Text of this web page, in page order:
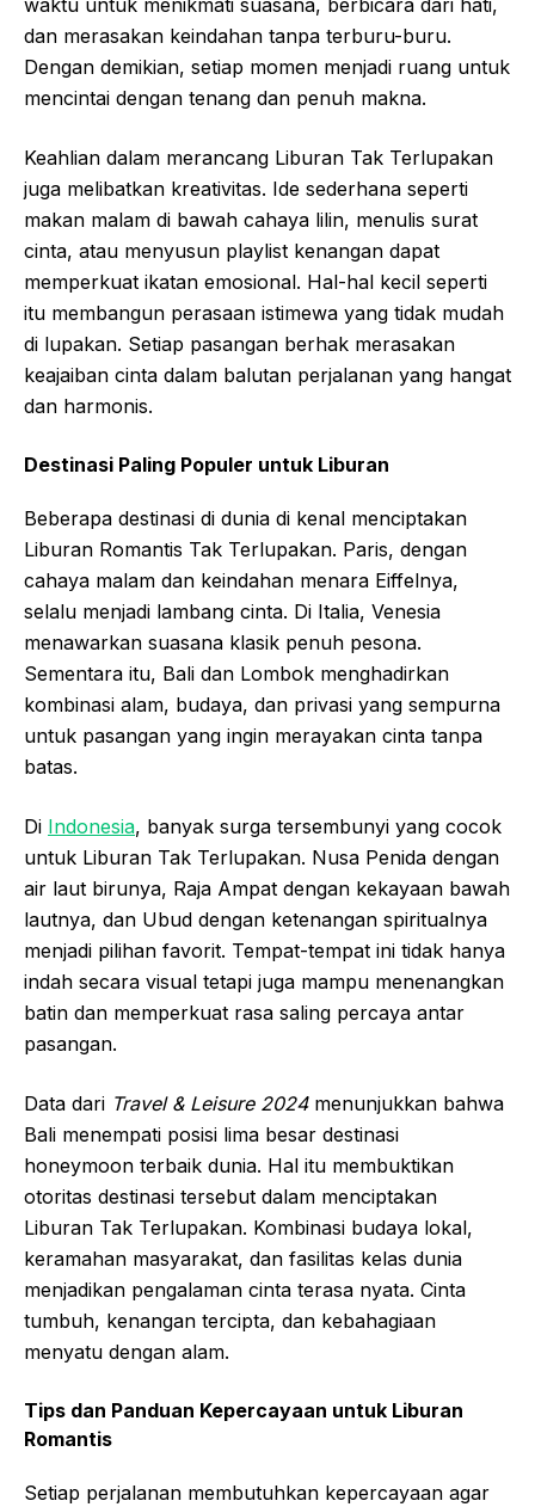
waktu untuk menikmati suasana, berbicara dari hati,
dan merasakan keindahan tanpa terburu-buru.
Dengan demikian, setiap momen menjadi ruang untuk
mencintai dengan tenang dan penuh makna.
Keahlian dalam merancang Liburan Tak Terlupakan
juga melibatkan kreativitas. Ide sederhana seperti
makan malam di bawah cahaya lilin, menulis surat
cinta, atau menyusun playlist kenangan dapat
memperkuat ikatan emosional. Hal-hal kecil seperti
itu membangun perasaan istimewa yang tidak mudah
di lupakan. Setiap pasangan berhak merasakan
keajaiban cinta dalam balutan perjalanan yang hangat
dan harmonis.
Destinasi Paling Populer untuk Liburan
Beberapa destinasi di dunia di kenal menciptakan
Liburan Romantis Tak Terlupakan. Paris, dengan
cahaya malam dan keindahan menara Eiffelnya,
selalu menjadi lambang cinta. Di Italia, Venesia
menawarkan suasana klasik penuh pesona.
Sementara itu, Bali dan Lombok menghadirkan
kombinasi alam, budaya, dan privasi yang sempurna
untuk pasangan yang ingin merayakan cinta tanpa
batas.
Di Indonesia, banyak surga tersembunyi yang cocok
untuk Liburan Tak Terlupakan. Nusa Penida dengan
air laut birunya, Raja Ampat dengan kekayaan bawah
lautnya, dan Ubud dengan ketenangan spiritualnya
menjadi pilihan favorit. Tempat-tempat ini tidak hanya
indah secara visual tetapi juga mampu menenangkan
batin dan memperkuat rasa saling percaya antar
pasangan.
Data dari Travel & Leisure 2024menunjukkan bahwa
Bali menempati posisi lima besar destinasi
honeymoon terbaik dunia. Hal itu membuktikan
otoritas destinasi tersebut dalam menciptakan
Liburan Tak Terlupakan. Kombinasi budaya lokal,
keramahan masyarakat, dan fasilitas kelas dunia
menjadikan pengalaman cinta terasa nyata. Cinta
tumbuh, kenangan tercipta, dan kebahagiaan
menyatu dengan alam.
Tips dan Panduan Kepercayaan untuk Liburan
Romantis
Setiap perjalanan membutuhkan kepercayaan agar